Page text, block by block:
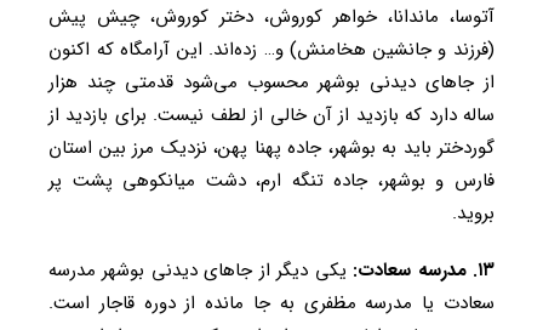
آتوسا، ماندانا، خواهر کوروش، دختر کوروش، چیش پیش
(فرزند و جانشین هخامنش) و… زده‌اند. این آرامگاه که اکنون
از جا‌های دیدنی بوشهر محسوب می‌شود قدمتی چند هزار
ساله دارد که بازدید از آن خالی از لطف نیست. برای بازدید از
گوردختر باید به بوشهر، جاده پهنا پهن، نزدیک مرز بین استان
فارس و بوشهر، جاده تنگه ارم، دشت میانکوهی پشت پر
بروید.
۱۳. مدرسه سعادت:
یکی دیگر از جا‌های دیدنی بوشهر مدرسه
سعادت یا مدرسه مظفری به جا مانده از دوره قاجار است.